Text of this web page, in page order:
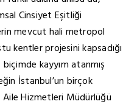
Cinsiyet Eşitliği
mevcut hali metropol
kentler projesini kapsadığı
kayyım atanmış
İstanbul’un birçok
Aile Hizmetleri Müdürlüğü